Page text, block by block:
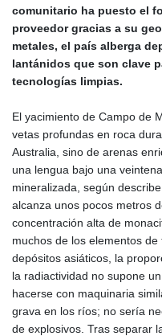
comunitario ha puesto el
proveedor gracias a su
metales, el país alberga
lantánidos que son clave
tecnologías limpias.
El yacimiento de Campo de
vetas profundas en roca
Australia, sino de arenas
una lengua bajo una
mineralizada, según
alcanza unos pocos metros
concentración alta de
muchos de los elementos
depósitos asiáticos, la
la radiactividad no supone
hacerse con maquinaria
grava en los ríos; no sería
de explosivos. Tras separar